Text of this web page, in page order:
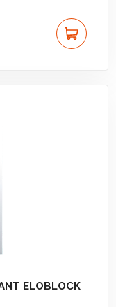
ELOBLOCK